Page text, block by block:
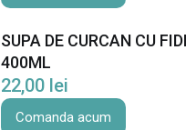
SUPA DE CURCAN CU
400ML
22,00 lei
Comanda acum